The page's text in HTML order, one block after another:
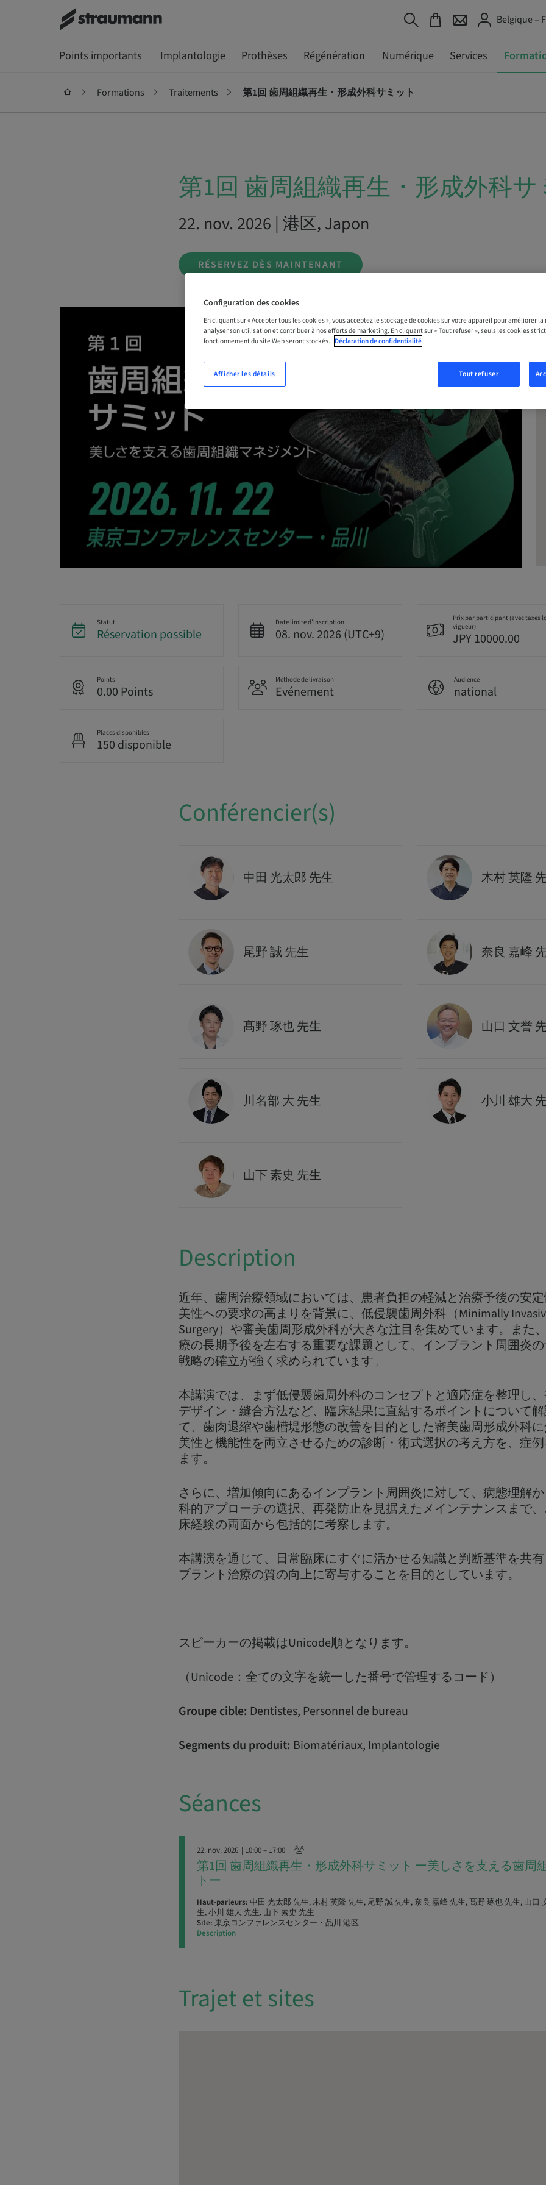
Belgique –
Points importants Implantologie Prothèses Régénération Numérique Services
Formations Traitements 第1回 歯周組織再生・形成外科サミット
第1回 歯周組織再生・形成外科サ
22. nov. 2026 | 港区, Japon
RÉSERVEZ DÈS MAINTENANT
Statut
Réservation possible
Date limite d’inscription
08. nov. 2026 (UTC+9)
Prix par participant (avec taxes
vigueur)
JPY 10000.00
Points
0.00 Points
Méthode de livraison
Evénement
Audience
national
Places disponibles
150 disponible
Conférencier(s)
中田 光太郎 先生 木村 英隆
尾野 誠 先生 奈良 嘉峰
髙野 琢也 先生 山口 文誉
川名部 大 先生 小川 雄大
山下 素史 先生
Description
近年、歯周治療領域においては、患者負担の軽減と治療予後の安
美性への要求の高まりを背景に、低侵襲歯周外科（Minimally
Surgery）や審美歯周形成外科が大きな注目を集めています。また
療の長期予後を左右する重要な課題として、インプラント周囲炎
戦略の確立が強く求められています。
本講演では、まず低侵襲歯周外科のコンセプトと適応症を整理し
デザイン・縫合方法など、臨床結果に直結するポイントについて
て、歯肉退縮や歯槽堤形態の改善を目的とした審美歯周形成外科
美性と機能性を両立させるための診断・術式選択の考え方を、症
ます。
さらに、増加傾向にあるインプラント周囲炎に対して、病態理解
科的アプローチの選択、再発防止を見据えたメインテナンスまで
床経験の両面から包括的に考察します。
本講演を通じて、日常臨床にすぐに活かせる知識と判断基準を共
プラント治療の質の向上に寄与することを目的としています。
スピーカーの掲載はUnicode順となります。
（Unicode：全ての文字を統一した番号で管理するコード）
Groupe cible: Dentistes, Personnel de bureau
Segments du produit: Biomatériaux, Implantologie
Séances
22. nov. 2026 | 10:00 – 17:00
第1回 歯周組織再生・形成外科サミット ー美しさを支える歯周
トー
Haut-parleurs: 中田 光太郎 先生, 木村 英隆 先生, 尾野 誠 先生, 奈良 嘉峰 先生, 髙野 琢也 先生, 山口
生, 小川 雄大 先生, 山下 素史 先生
Site: 東京コンファレンスセンター・品川 港区
Description
Trajet et sites
Configuration des cookies
En cliquant sur « Accepter tous les cookies », vous acceptez le stockage de cookies sur votre appareil pour améliorer
analyser son utilisation et contribuer à nos efforts de marketing. En cliquant sur « Tout refuser », seuls les cookies
fonctionnement du site Web seront stockés. Déclaration de confidentialité
Tout refuser
Afficher les détails